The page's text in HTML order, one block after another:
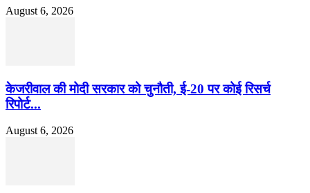
August 6, 2026
केजरीवाल की मोदी सरकार को चुनौती, ई-20 पर कोई रिसर्च
रिपोर्ट...
August 6, 2026